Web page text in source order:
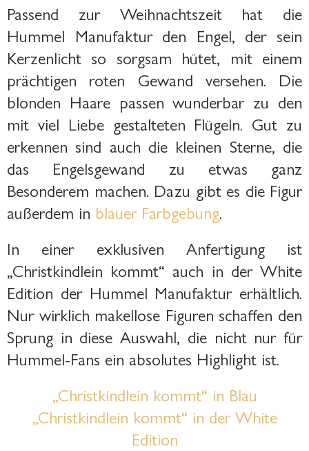
Passend zur Weihnachtszeit hat die
Hummel Manufaktur den Engel, der sein
Kerzenlicht so sorgsam hütet, mit einem
prächtigen roten Gewand versehen. Die
blonden Haare passen wunderbar zu den
mit viel Liebe gestalteten Flügeln. Gut zu
erkennen sind auch die kleinen Sterne, die
das Engelsgewand zu etwas ganz
Besonderem machen. Dazu gibt es die Figur
außerdem in blauer Farbgebung.
In einer exklusiven Anfertigung ist
„Christkindlein kommt“ auch in der White
Edition der Hummel Manufaktur erhältlich.
Nur wirklich makellose Figuren schaffen den
Sprung in diese Auswahl, die nicht nur für
Hummel-Fans ein absolutes Highlight ist.
„Christkindlein kommt“ in Blau
„Christkindlein kommt“ in der White
Edition